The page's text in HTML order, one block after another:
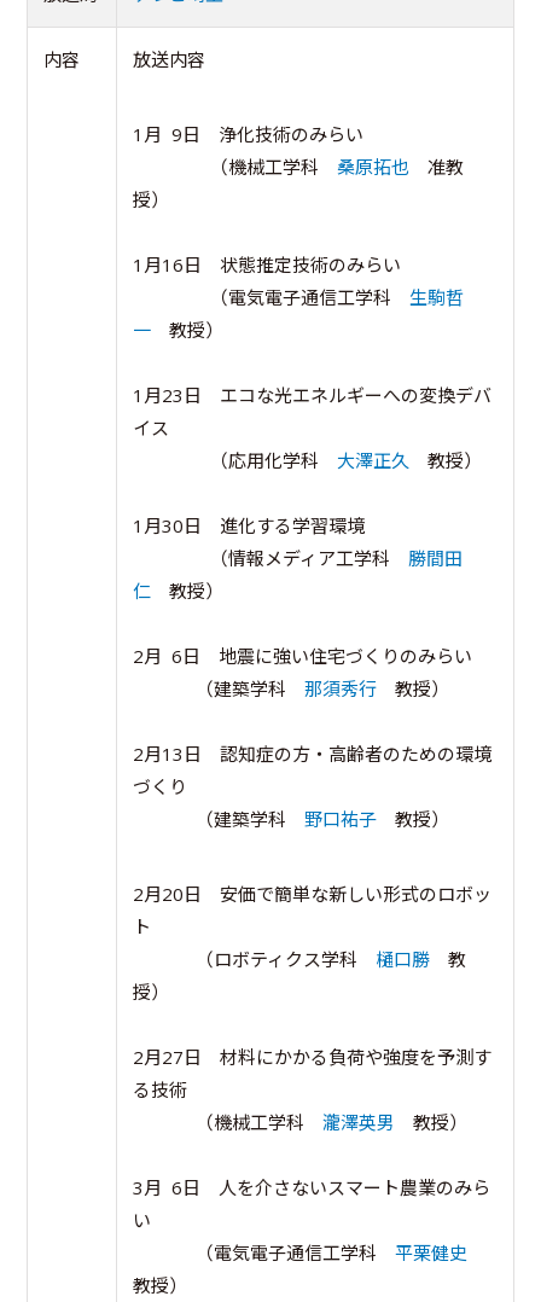
内容 放送内容
1月 9日 浄化技術のみらい
（機械工学科 桑原拓也 准教
授）
1月16日 状態推定技術のみらい
（電気電子通信工学科 生駒哲
一 教授）
1月23日 エコな光エネルギーへの変換デバ
イス
（応用化学科 大澤正久 教授）
1月30日 進化する学習環境
（情報メディア工学科 勝間田
仁 教授）
2月 6日 地震に強い住宅づくりのみらい
（建築学科 那須秀行 教授）
2月13日 認知症の方・高齢者のための環境
づくり
（建築学科 野口祐子 教授）
2月20日 安価で簡単な新しい形式のロボッ
ト
（ロボティクス学科 樋口勝 教
授）
2月27日 材料にかかる負荷や強度を予測す
る技術
（機械工学科 瀧澤英男 教授）
3月 6日 人を介さないスマート農業のみら
い
（電気電子通信工学科 平栗健史
教授）